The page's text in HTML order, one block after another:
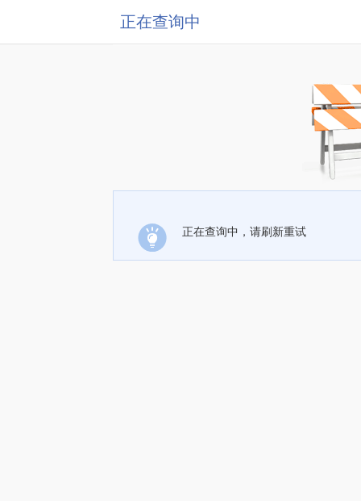
正在查询中
正在查询中，请刷新重试